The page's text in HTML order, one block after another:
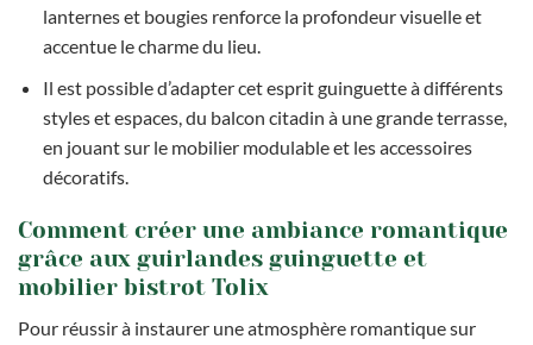
lanternes et bougies renforce la profondeur visuelle et
accentue le charme du lieu.
Il est possible d’adapter cet esprit guinguette à différents
styles et espaces, du balcon citadin à une grande terrasse,
en jouant sur le mobilier modulable et les accessoires
décoratifs.
Comment créer une ambiance romantique
grâce aux guirlandes guinguette et
mobilier bistrot Tolix
Pour réussir à instaurer une atmosphère romantique sur